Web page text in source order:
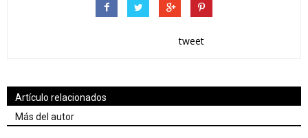
tweet
Artículo relacionados
Más del autor